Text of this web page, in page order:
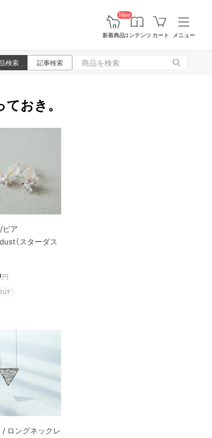
New
新着商品コンテンツ カート メニュー
検索 記事検索
おき。
ピア
（スターダス
円
/ ロングネックレ